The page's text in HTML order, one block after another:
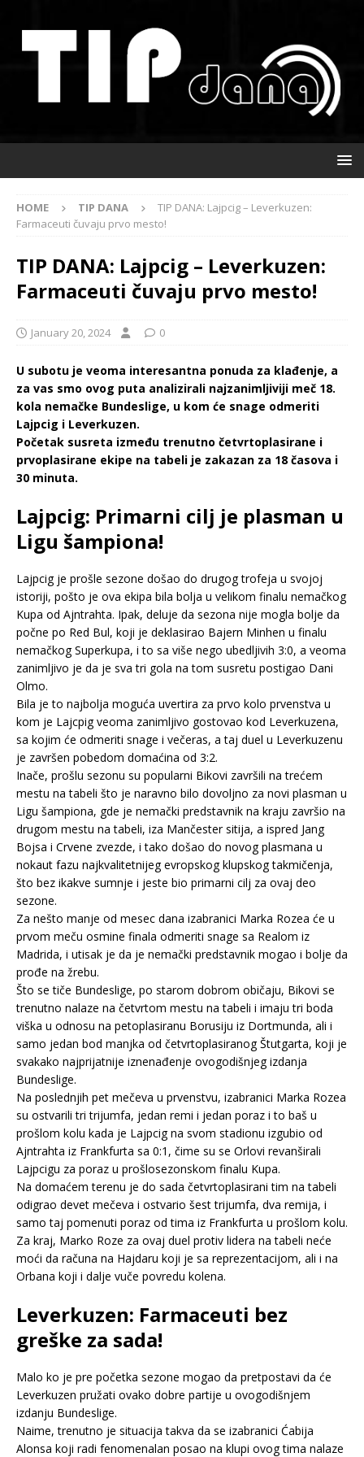
HOME TIP DANA
TIP DANA: Lajpcig – Leverkuzen:
Farmaceuti čuvaju prvo mesto!
TIP DANA: Lajpcig – Leverkuzen:
Farmaceuti čuvaju prvo mesto!
January 20, 2024 0
U subotu je veoma interesantna ponuda za klađenje, a
za vas smo ovog puta analizirali najzanimljiviji meč 18.
kola nemačke Bundeslige, u kom će snage odmeriti
Lajpcig i Leverkuzen.
Početak susreta između trenutno četvrtoplasirane i
prvoplasirane ekipe na tabeli je zakazan za 18 časova i
30 minuta.
Lajpcig: Primarni cilj je plasman u
Ligu šampiona!
Lajpcig je prošle sezone došao do drugog trofeja u svojoj
istoriji, pošto je ova ekipa bila bolja u velikom finalu nemačkog
Kupa od Ajntrahta. Ipak, deluje da sezona nije mogla bolje da
počne po Red Bul, koji je deklasirao Bajern Minhen u finalu
nemačkog Superkupa, i to sa više nego ubedljivih 3:0, a veoma
zanimljivo je da je sva tri gola na tom susretu postigao Dani
Olmo.
Bila je to najbolja moguća uvertira za prvo kolo prvenstva u
kom je Lajcpig veoma zanimljivo gostovao kod Leverkuzena,
sa kojim će odmeriti snage i večeras, a taj duel u Leverkuzenu
je završen pobedom domaćina od 3:2.
Inače, prošlu sezonu su popularni Bikovi završili na trećem
mestu na tabeli što je naravno bilo dovoljno za novi plasman u
Ligu šampiona, gde je nemački predstavnik na kraju završio na
drugom mestu na tabeli, iza Mančester sitija, a ispred Jang
Bojsa i Crvene zvezde, i tako došao do novog plasmana u
nokaut fazu najkvalitetnijeg evropskog klupskog takmičenja,
što bez ikakve sumnje i jeste bio primarni cilj za ovaj deo
sezone.
Za nešto manje od mesec dana izabranici Marka Rozea će u
prvom meču osmine finala odmeriti snage sa Realom iz
Madrida, i utisak je da je nemački predstavnik mogao i bolje da
prođe na žrebu.
Što se tiče Bundeslige, po starom dobrom običaju, Bikovi se
trenutno nalaze na četvrtom mestu na tabeli i imaju tri boda
viška u odnosu na petoplasiranu Borusiju iz Dortmunda, ali i
samo jedan bod manjka od četvrtoplasiranog Štutgarta, koji je
svakako najprijatnije iznenađenje ovogodišnjeg izdanja
Bundeslige.
Na poslednjih pet mečeva u prvenstvu, izabranici Marka Rozea
su ostvarili tri trijumfa, jedan remi i jedan poraz i to baš u
prošlom kolu kada je Lajpcig na svom stadionu izgubio od
Ajntrahta iz Frankfurta sa 0:1, čime su se Orlovi revanširali
Lajpcigu za poraz u prošlosezonskom finalu Kupa.
Na domaćem terenu je do sada četvrtoplasirani tim na tabeli
odigrao devet mečeva i ostvario šest trijumfa, dva remija, i
samo taj pomenuti poraz od tima iz Frankfurta u prošlom kolu.
Za kraj, Marko Roze za ovaj duel protiv lidera na tabeli neće
moći da računa na Hajdaru koji je sa reprezentacijom, ali i na
Orbana koji i dalje vuče povredu kolena.
Leverkuzen: Farmaceuti bez
greške za sada!
Malo ko je pre početka sezone mogao da pretpostavi da će
Leverkuzen pružati ovako dobre partije u ovogodišnjem
izdanju Bundeslige.
Naime, trenutno je situacija takva da se izabranici Ćabija
Alonsa koji radi fenomenalan posao na klupi ovog tima nalaze